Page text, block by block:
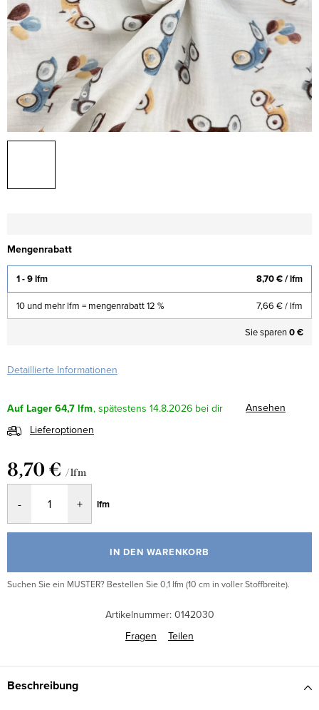
Mengenrabatt
1 - 9 lfm 8,70 €/ lfm
10 und mehr lfm = mengenrabatt 12 % 7,66 €/ lfm
Sie sparen0 €
Detaillierte Informationen
Auf Lager 64,7 lfm 14.8.2026
Ansehen
Lieferoptionen
8,70 € / lfm
lfm
IN DEN WARENKORB
Suchen Sie ein MUSTER? Bestellen Sie 0,1 lfm (10 cm in voller Stoffbreite).
Artikelnummer: 0142030
Fragen
Teilen
Beschreibung